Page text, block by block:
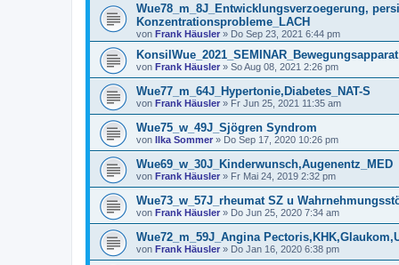
Wue78_m_8J_Entwicklungsverzoegerung,
Konzentrationsprobleme_LACH
von Frank Häusler » Do Sep 23, 2021 6:44 pm
KonsilWue_2021_SEMINAR_Bewegungsapparat
von Frank Häusler » So Aug 08, 2021 2:26 pm
Wue77_m_64J_Hypertonie,Diabetes_NAT-S
von Frank Häusler » Fr Jun 25, 2021 11:35 am
Wue75_w_49J_Sjögren Syndrom
von Ilka Sommer » Do Sep 17, 2020 10:26 pm
Wue69_w_30J_Kinderwunsch,Augenentz_MED
von Frank Häusler » Fr Mai 24, 2019 2:32 pm
Wue73_w_57J_rheumat SZ u
von Frank Häusler » Do Jun 25, 2020 7:34 am
Wue72_m_59J_Angina
von Frank Häusler » Do Jan 16, 2020 6:38 pm